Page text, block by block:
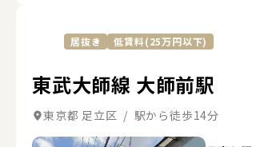
居抜き 低賃料(25万円以下)
東武大師線 大師前駅
東京都 足立区 / 駅から徒歩14分